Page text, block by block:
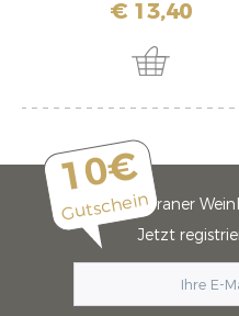
€ 13,40
10€
GutscheinMeraner
Jetzt